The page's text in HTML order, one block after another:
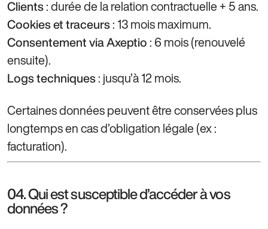
Clients: durée de la relation contractuelle + 5 ans.
Cookies et traceurs: 13 mois maximum.
Consentement via Axeptio : 6 mois (renouvelé
ensuite).
Logs techniques: jusqu’à 12 mois.
Certaines données peuvent être conservées plus
longtemps en cas d’obligation légale (ex :
facturation).
04. Qui est susceptible d’accéder à vos
données ?